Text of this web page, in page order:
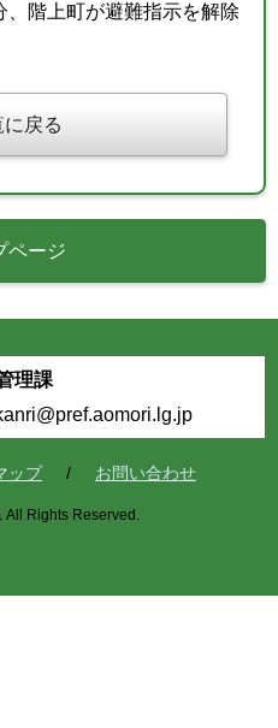
階上町が避難指示を解除
戻る
ページ
理課
ップ お問い合わせ
All Rights Reserved.